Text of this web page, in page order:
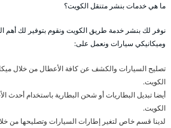
ما هي خدمات بنشر متنقل الكويت؟
نوفر لك بنشر خدمة طريق الكويت ونقوم بتوفير لك أهم
وميكانيكي سيارات ونعمل على:
تصليح السيارات والكشف عن كافة الأعطال من خلال
الكويت.
أيضا تبديل البطاريات أو شحن البطارية باستخدام أحدث
الكويت.
لدينا قسم خاص لتغير إطارات السيارات وتصليحها من